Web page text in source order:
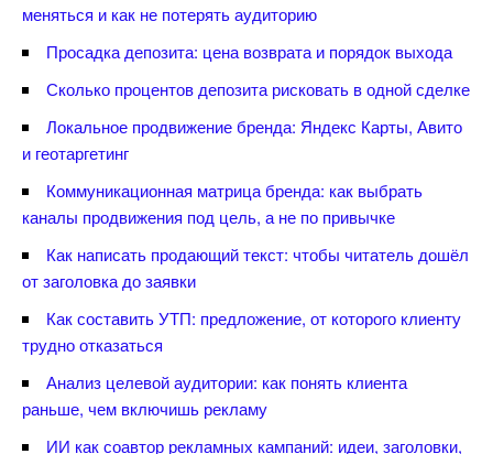
меняться и как не потерять аудиторию
Просадка депозита: цена возврата и порядок выхода
Сколько процентов депозита рисковать в одной сделке
Локальное продвижение бренда: Яндекс Карты, Авито
и геотаргетин
Коммуникационная матрица бренда: как выбрать
каналы продвижения под цель, а не по привычке
Как написать продающий текст: чтобы читатель дошёл
от заголовка до заявки
Как составить УТП: предложение, от которого клиенту
трудно отказаться
Анализ целевой аудитории: как понять клиента
раньше, чем включишь рекламу
ИИ как соавтор рекламных кампаний: идеи, заголовки,